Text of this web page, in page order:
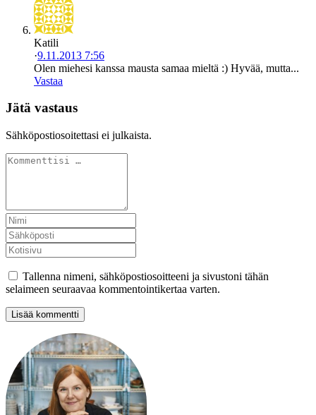
Katili
·9.11.2013 7:56
Olen miehesi kanssa mausta samaa mieltä :) Hyvää, mutta...
Vastaa
Jätä vastaus
Sähköpostiosoitettasi ei julkaista.
Tallenna nimeni, sähköpostiosoitteeni ja sivustoni tähän
selaimeen seuraavaa kommentointikertaa varten.